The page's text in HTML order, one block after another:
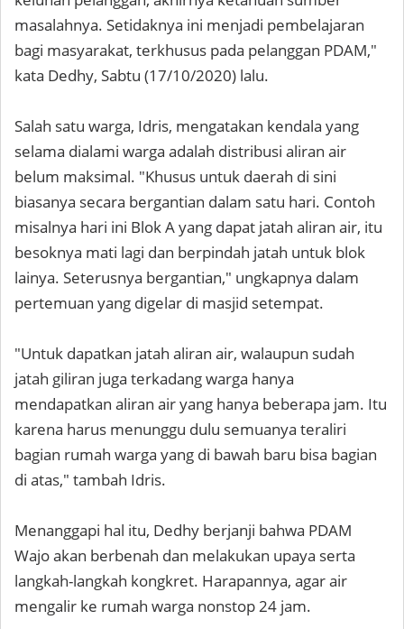
masalahnya. Setidaknya ini menjadi pembelajaran
bagi masyarakat, terkhusus pada pelanggan PDAM,"
kata Dedhy, Sabtu (17/10/2020) lalu.
Salah satu warga, Idris, mengatakan kendala yang
selama dialami warga adalah distribusi aliran air
belum maksimal. "Khusus untuk daerah di sini
biasanya secara bergantian dalam satu hari. Contoh
misalnya hari ini Blok A yang dapat jatah aliran air, itu
besoknya mati lagi dan berpindah jatah untuk blok
lainya. Seterusnya bergantian," ungkapnya dalam
pertemuan yang digelar di masjid setempat.
"Untuk dapatkan jatah aliran air, walaupun sudah
jatah giliran juga terkadang warga hanya
mendapatkan aliran air yang hanya beberapa jam. Itu
karena harus menunggu dulu semuanya teraliri
bagian rumah warga yang di bawah baru bisa bagian
di atas," tambah Idris.
Menanggapi hal itu, Dedhy berjanji bahwa PDAM
Wajo akan berbenah dan melakukan upaya serta
langkah-langkah kongkret. Harapannya, agar air
mengalir ke rumah warga nonstop 24 jam.